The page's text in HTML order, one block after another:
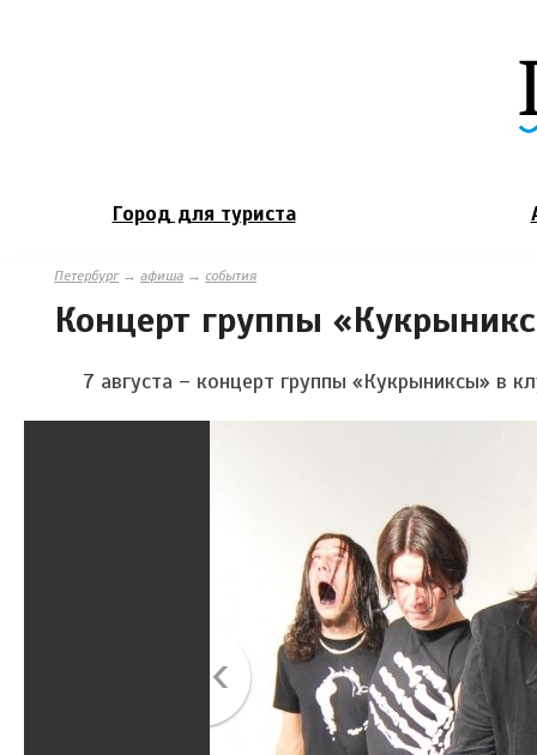
Город для туриста
Петербург→ афиша → события
Концерт группы
7 августа – концерт группы «Кукрыниксы» в